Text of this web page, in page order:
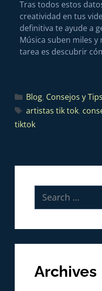
Tras todos estos
creatividad en tus
definitiva te ayude a
Música suben miles
tarea es descubrir
Blog, Consejos y Tips
artistas tik tok,
tiktok
Archives